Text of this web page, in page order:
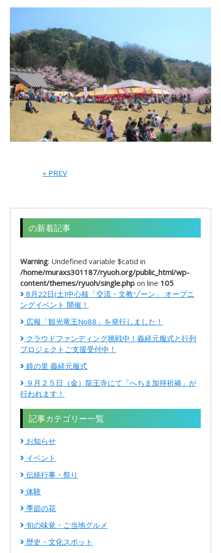
« PREV
の新着記事
Warning: Undefined variable $catid in
/home/muraxs301187/ryuoh.org/public_html/wp-
content/themes/ryuoh/single.php on line 105
8月22日(土)中心核「交流・文教ゾーン」 オープニ
ングイベント 開催！
広報「観光竜王No88」を発行しました！
クラウドファンディング挑戦中！義経元服式と行列
プロジェクトご支援受付中！
鏡の里 義経元服式
９月２５日（金）龍王寺にて「へちま加持祈祷」が
行われます！
記事カテゴリー一覧
お知らせ
イベント
伝統行事・祭り
体験
季節の花
旬の味覚・ご当地グルメ
歴史・文化スポット